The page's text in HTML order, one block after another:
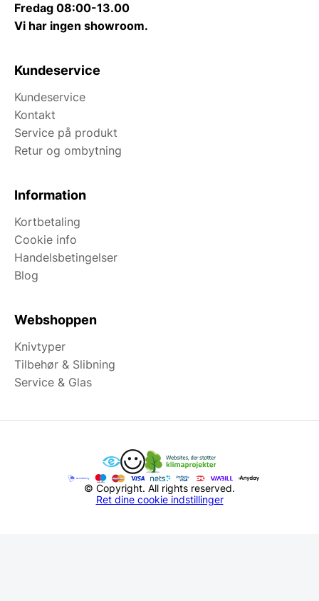
Fredag 08:00-13.00
Vi har ingen showroom.
Kundeservice
Kundeservice
Kontakt
Service på produkt
Retur og ombytning
Information
Kortbetaling
Cookie info
Handelsbetingelser
Blog
Webshoppen
Knivtyper
Tilbehør & Slibning
Service & Glas
© Copyright. All rights reserved.
Ret dine cookie indstillinger